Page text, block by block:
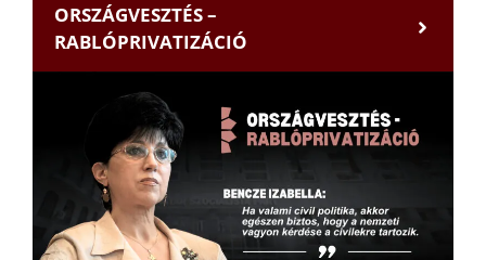
ORSZÁGVESZTÉS –
RABLÓPRIVATIZÁCIÓ